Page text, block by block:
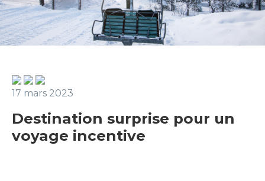
17 mars 2023
Destination surprise pour un
voyage incentive